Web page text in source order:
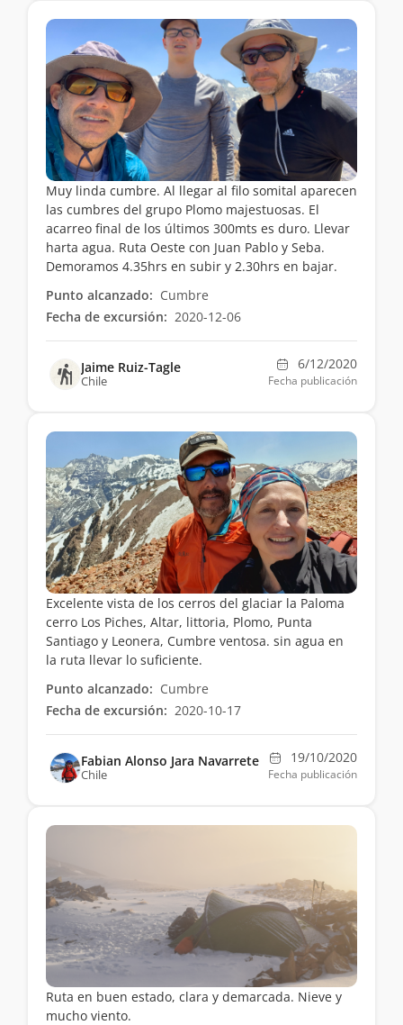
Muy linda cumbre. Al llegar al filo somital aparecen
las cumbres del grupo Plomo majestuosas. El
acarreo final de los últimos 300mts es duro. Llevar
harta agua. Ruta Oeste con Juan Pablo y Seba.
Demoramos 4.35hrs en subir y 2.30hrs en bajar.
Punto alcanzado: Cumbre
Fecha de excursión: 2020-12-06
Jaime Ruiz-Tagle
Chile
6/12/2020
Fecha publicación
Excelente vista de los cerros del glaciar la Paloma
cerro Los Piches, Altar, littoria, Plomo, Punta
Santiago y Leonera, Cumbre ventosa. sin agua en
la ruta llevar lo suficiente.
Punto alcanzado: Cumbre
Fecha de excursión: 2020-10-17
Fabian Alonso Jara Navarrete
Chile
19/10/2020
Fecha publicación
Ruta en buen estado, clara y demarcada. Nieve y
mucho viento.